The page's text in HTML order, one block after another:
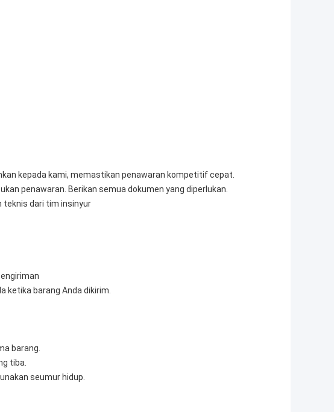
kepada kami, memastikan penawaran kompetitif cepat.
penawaran. Berikan semua dokumen yang diperlukan.
teknis dari tim insinyur
ketika barang Anda dikirim.
barang.
tiba.
seumur hidup.